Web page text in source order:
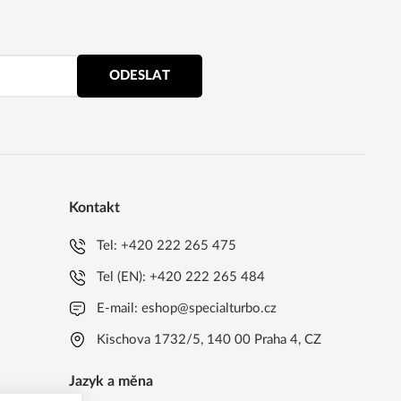
ODESLAT
Kontakt
Tel:+420 222 265 475
Tel (EN):+420 222 265 484
E-mail:eshop@specialturbo.cz
Kischova 1732/5, 140 00 Praha 4, CZ
Jazyk a měna